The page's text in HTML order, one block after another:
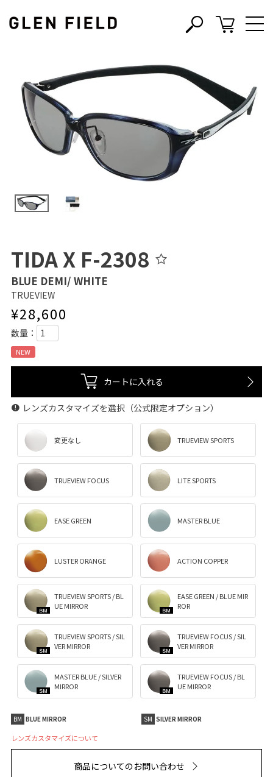
s c
TIDA X F-2308
BLUE DEMI/ WHITE
TRUEVIEW
¥28,600
NEW
カートに入れる
レンズカスタマイズを選択（公式限定オプション）
変更なし TRUEVIEW SPORTS
TRUEVIEW FOCUS LITE SPORTS
EASE GREEN MASTER BLUE
LUSTER ORANGE ACTION COPPER
TRUEVIEW SPORTS / BL
UE MIRROR
EASE GREEN / BLUE MIR
ROR
TRUEVIEW SPORTS / SIL
VER MIRROR
TRUEVIEW FOCUS / SIL
VER MIRROR
MASTER BLUE / SILVER
MIRROR
TRUEVIEW FOCUS / BL
UE MIRROR
BM BLUE MIRROR SM SILVER MIRROR
レンズカスタマイズについて
商品についてのお問い合わせ